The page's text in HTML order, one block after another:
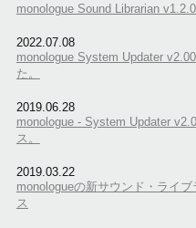
monologue Sound Librarian v1.2.0
2022.07.08
monologue System Updater
た。
2019.06.28
monologue - System Updater
ス。
2019.03.22
monologueの新サウンド・ライ
ス